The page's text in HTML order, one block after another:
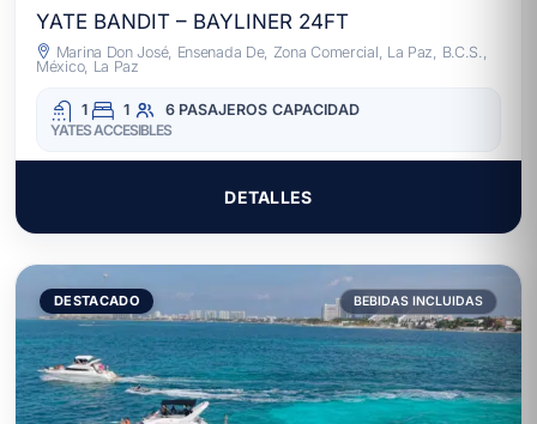
YATE BANDIT – BAYLINER 24FT
Marina Don José, Ensenada De, Zona Comercial, La Paz, B.C.S.,
México, La Paz
1 1 6 PASAJEROS CAPACIDAD
YATES ACCESIBLES
DETALLES
DESTACADO BEBIDAS INCLUIDAS